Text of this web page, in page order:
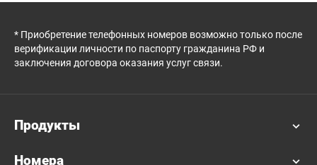
* Приобретение телефонных номеров возможно только после
верификации личности по паспорту гражданина РФ и
заключения договора оказания услуг связи.
Продукты
Номера